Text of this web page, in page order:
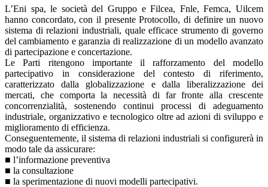
L’Eni spa, le società del Gruppo e Filcea, Fnle, Femca, Uilcem
hanno concordato, con il presente Protocollo, di definire un nuovo
sistema di relazioni industriali, quale efficace strumento di governo
del cambiamento e garanzia di realizzazione di un modello avanzato
di partecipazione e concertazione.
Le Parti ritengono importante il rafforzamento del modello
partecipativo in considerazione del contesto di riferimento,
caratterizzato dalla globalizzazione e dalla liberalizzazione dei
mercati, che comporta la necessità di far fronte alla crescente
concorrenzialità, sostenendo continui processi di adeguamento
industriale, organizzativo e tecnologico oltre ad azioni di sviluppo e
miglioramento di efficienza.
Conseguentemente, il sistema di relazioni industriali si configurerà in
modo tale da assicurare:
■ l’informazione preventiva
■ la consultazione
■ la sperimentazione di nuovi modelli partecipativi.